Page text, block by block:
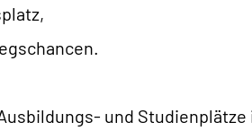
und Studienplätze